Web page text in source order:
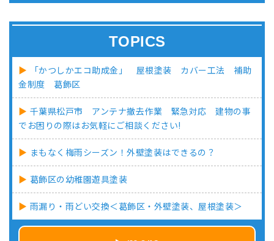
TOPICS
「かつしかエコ助成金」 屋根塗装 カバー工法 補助
金制度 葛飾区
千葉県松戸市 アンテナ撤去作業 緊急対応 建物の事
でお困りの際はお気軽にご相談ください!
まもなく梅雨シーズン！外壁塗装はできるの？
葛飾区の幼稚園遊具塗装
雨漏り・雨どい交換＜葛飾区・外壁塗装、屋根塗装＞